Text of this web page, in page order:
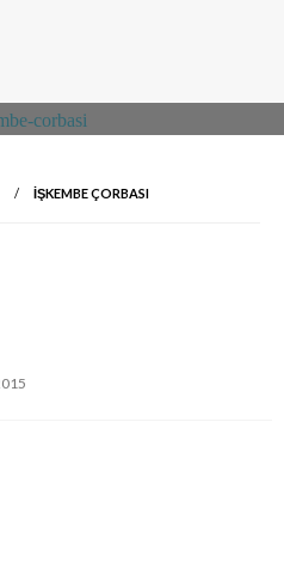
İŞKEMBE ÇORBASI